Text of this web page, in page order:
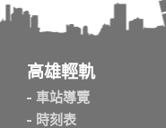
高雄輕軌
車站導覽
時刻表